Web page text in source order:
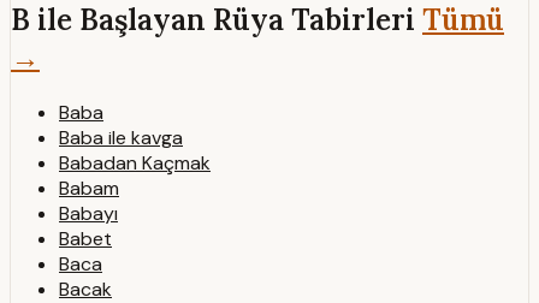
B ile Başlayan Rüya Tabirleri Tümü
→
Baba
Baba ile kavga
Babadan Kaçmak
Babam
Babayı
Babet
Baca
Bacak